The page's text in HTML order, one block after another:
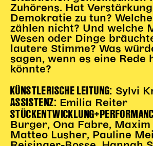
SERVICE
Karten + Preise
Anfahrt
Vermietung
Café
Newsletter
SPENDEN + FÖRDERN
Zuhörens. Hat
Demokratie zu tun?
zählen nicht? Und welche
Wesen oder Dinge
lautere Stimme? Was
sagen, wenn es eine Rede
könnte?
KÜNSTLERISCHE LEITUNG: Sylvi
ASSISTENZ: Emilia Reiter
Burger, Ona Fabre, Maxim
Matteo Lusher, Pauline